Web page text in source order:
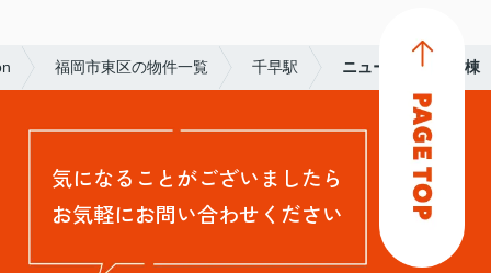
福岡市東区の物件一覧 千早駅 ニュー千早団地二棟
気になることがございましたら
お気軽にお問い合わせください